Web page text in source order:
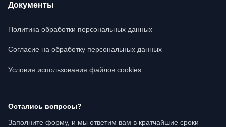
Документы
Политика обработки персональных данных
Согласие на обработку персональных данных
Условия использования файлов cookies
Остались вопросы?
Заполните форму, и мы ответим вам в кратчайшие сроки